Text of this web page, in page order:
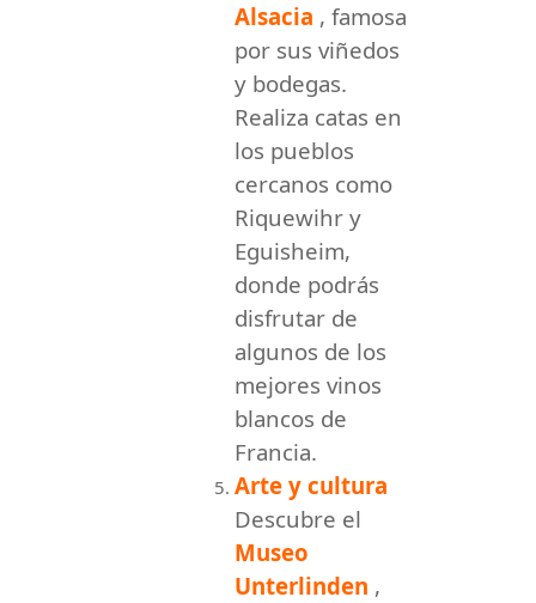
Alsacia , famosa
por sus viñedos
y bodegas.
Realiza catas en
los pueblos
cercanos como
Riquewihr y
Eguisheim,
donde podrás
disfrutar de
algunos de los
mejores vinos
blancos de
Francia.
Arte y cultura
Descubre el
Museo
Unterlinden ,